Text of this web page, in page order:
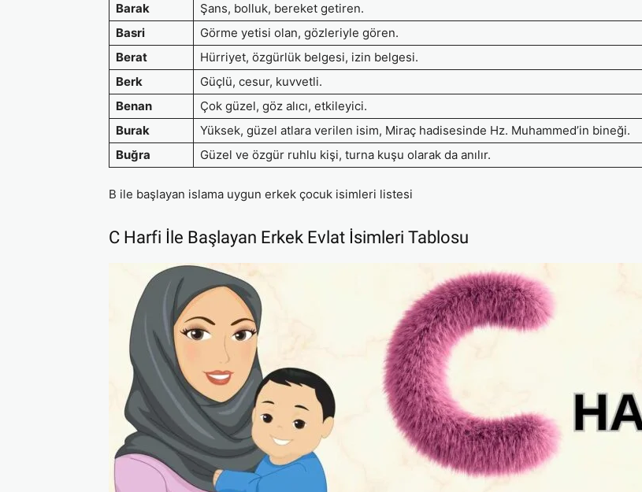
Barak
Şans, bolluk, bereket getiren.
Basri
Görme yetisi olan, gözleriyle gören.
Berat
Hürriyet, özgürlük belgesi, izin belgesi.
Berk
Güçlü, cesur, kuvvetli.
Benan
Çok güzel, göz alıcı, etkileyici.
Burak
Yüksek, güzel atlara verilen isim, Miraç hadisesinde Hz. Muhammed’in bineği.
Buğra
Güzel ve özgür ruhlu kişi, turna kuşu olarak da anılır.
B ile başlayan islama uygun erkek çocuk isimleri listesi
C Harfi İle Başlayan Erkek Evlat İsimleri Tablosu